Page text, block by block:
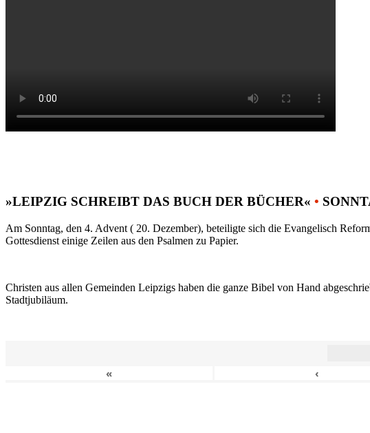
»LEIPZIG SCHREIBT DAS BUCH DER BÜCHER« •
Am Sonntag, den 4. Advent ( 20. Dezember), beteiligte sich die Evangelisch
Gottesdienst einige Zeilen aus den Psalmen zu Papier.
Christen aus allen Gemeinden Leipzigs haben die ganze Bibel von Hand
Stadtjubiläum.
« ‹